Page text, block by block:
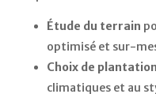
Étude du terrain
optimisé et sur-
Choix de
climatiques et au